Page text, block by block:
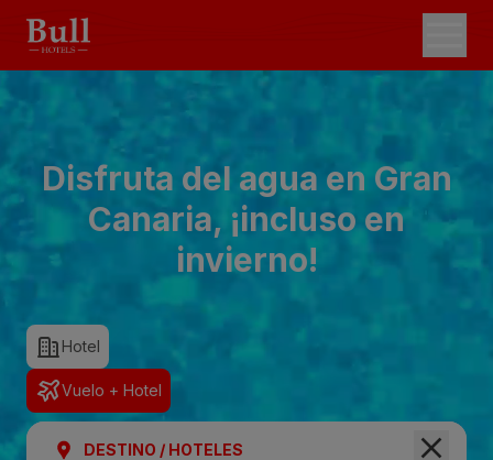
Disfruta del agua en Gran
Canaria, ¡incluso en
invierno!
Hotel
Vuelo + Hotel
DESTINO / HOTELES